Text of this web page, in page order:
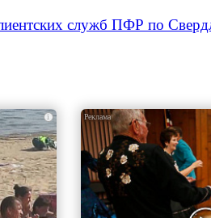
служб ПФР по
i